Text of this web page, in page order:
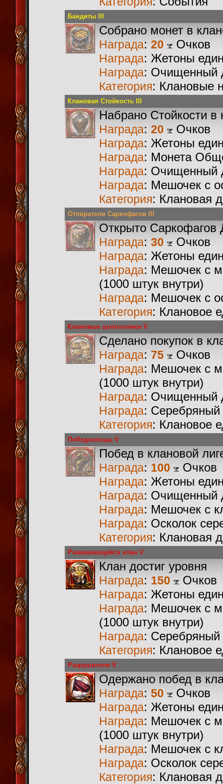
Бандиты III
Собрано монет в
Награда: 20 Очков
Награда: Жетоны
Награда: Очищенный
Категория: Клановые
Клановая Стойкость III
Набрано Стойкости в
Награда: 20 Очков
Награда: Жетоны
Награда: Монета
Награда: Очищенный
Награда: Мешочек с
Категория: Клановая
Отпиратели Саркофагов III
Открыто Саркофагов
Награда: 30 Очков
Награда: Жетоны
Награда: Мешочек с
(1000 штук внутри)
Награда: Мешочек с
Категория: Клановое
Клановые шопоголики V
Сделано покупок в
Награда: 75 Очков
Награда: Мешочек с
(1000 штук внутри)
Награда: Очищенный
Награда: Серебряный
Категория: Клановое
Победоносцы V
Побед в клановой
Награда: 100 Очков
Награда: Жетоны
Награда: Очищенный
Награда: Мешочек с
Награда: Осколок
Категория: Клановая
Развивающийся клан V
Клан достиг уровня
Награда: 150 Очков
Награда: Жетоны
Награда: Мешочек с
(1000 штук внутри)
Награда: Серебряный
Категория: Клановое
Разрушители V
Одержано побед в
Награда: 50 Очков
Награда: Жетоны
Награда: Мешочек с
(1000 штук внутри)
Награда: Мешочек с
Награда: Осколок
Категория: Клановая